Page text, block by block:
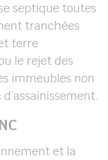
septique toutes
tranchées
terre
le rejet des
immeubles non
et la